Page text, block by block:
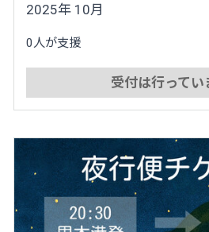
2025年 10月
0人が支援
受付は行ってい